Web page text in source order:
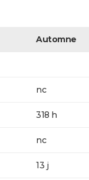
Automne
nc
318 h
nc
13 j